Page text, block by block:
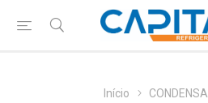
Início